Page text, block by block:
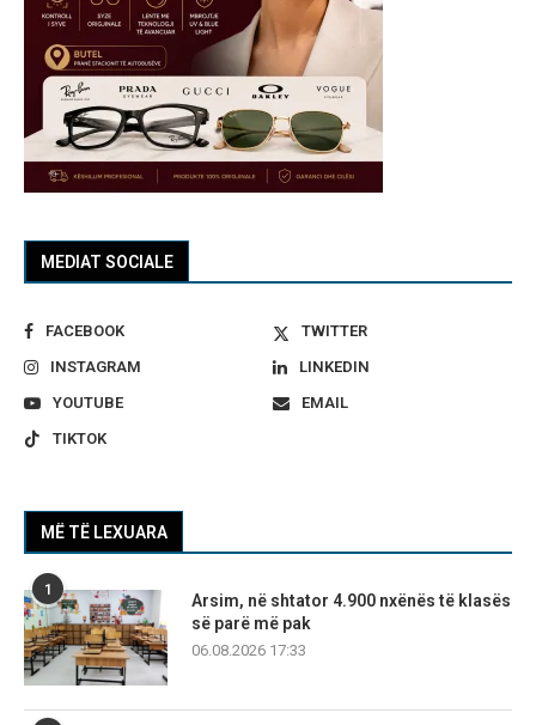
MEDIAT SOCIALE
FACEBOOK
TWITTER
INSTAGRAM
LINKEDIN
YOUTUBE
EMAIL
TIKTOK
MË TË LEXUARA
1
Arsim, në shtator 4.900 nxënës të klasës
së parë më pak
06.08.2026 17:33